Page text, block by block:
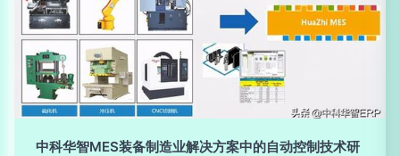
中科华智MES装备制造业解决方案中的自动控制技术研